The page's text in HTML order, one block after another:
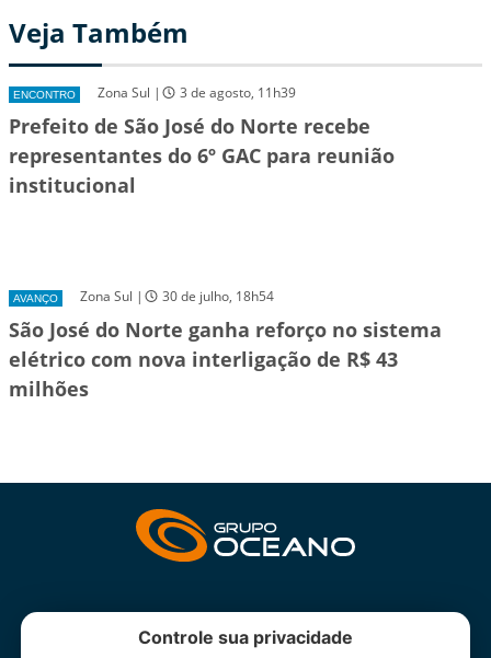
Veja Também
ENCONTRO Zona Sul | 3 de agosto, 11h39
Prefeito de São José do Norte recebe
representantes do 6º GAC para reunião
institucional
AVANÇO Zona Sul | 30 de julho, 18h54
São José do Norte ganha reforço no sistema
elétrico com nova interligação de R$ 43
milhões
INSTITUCIONAL
Controle sua privacidade